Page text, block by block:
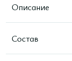
Описание
Состав